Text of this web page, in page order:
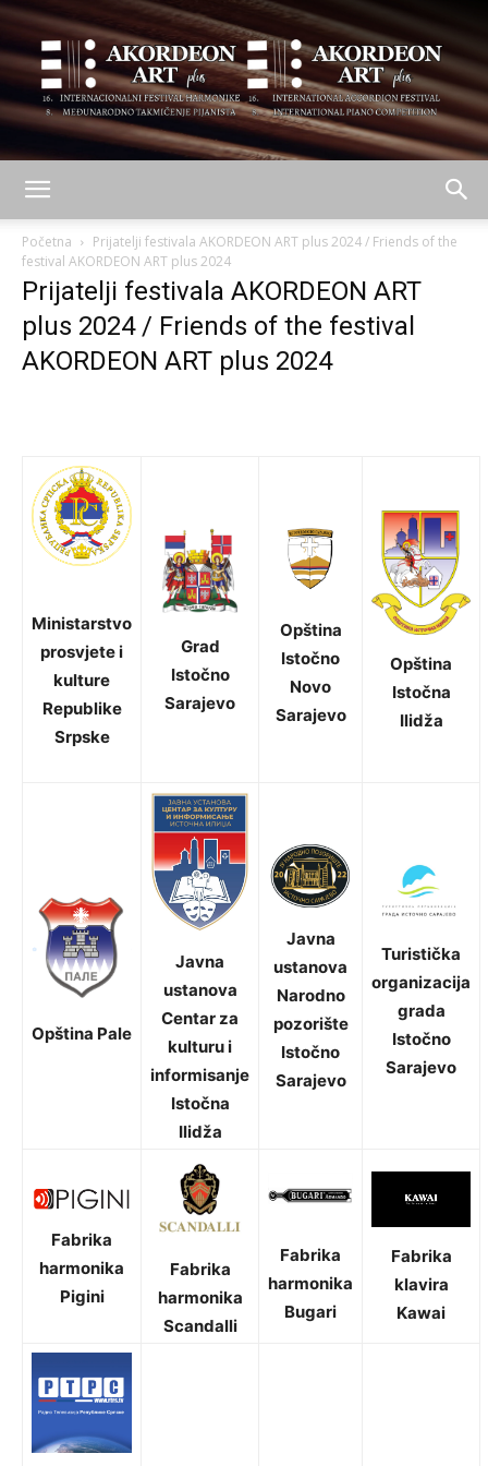
ART
Početna
Prijatelji festivala AKORDEON ART plus 2024 / Friends of the
festival AKORDEON ART plus 2024
Prijatelji festivala AKORDEON ART
plus 2024 / Friends of the festival
AKORDEON ART plus 2024
Ministarstvo
prosvjete i
kulture
Republike
Srpske
Grad
Istočno
Sarajevo
Opština
Istočno
Novo
Sarajevo
Opština
Istočna
Ilidža
Opština Pale
Javna
ustanova
Centar za
kulturu i
informisanje
Istočna
Ilidža
Javna
ustanova
Narodno
pozorište
Istočno
Sarajevo
Turistička
organizacija
grada
Istočno
Sarajevo
Fabrika
harmonika
Pigini
Fabrika
harmonika
Scandalli
Fabrika
harmonika
Bugari
Fabrika
klavira
Kawai